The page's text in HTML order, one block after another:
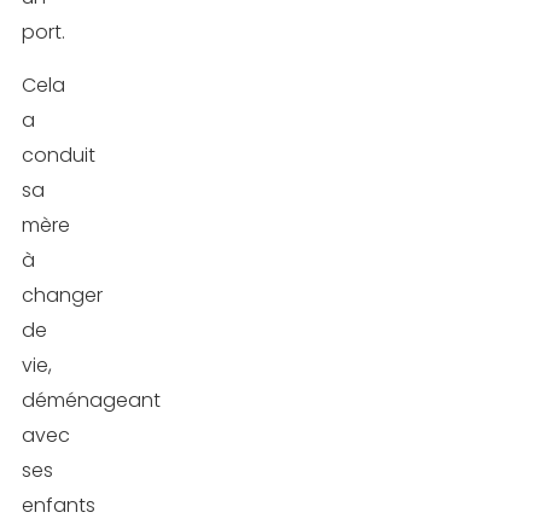
port.
Cela
a
conduit
sa
mère
à
changer
de
vie,
déménageant
avec
ses
enfants